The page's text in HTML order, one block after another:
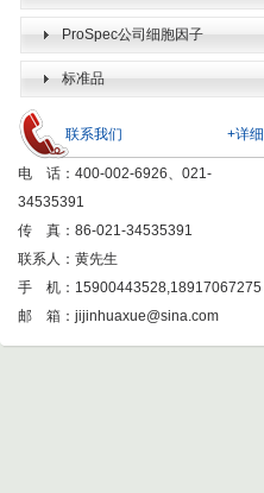
KIT） ProSpec公司细胞因子
标准品
+详细
联系我们
电 话：400-002-6926、021-
34535391
传 真：86-021-34535391
联系人：黄先生
手 机：15900443528,18917067275
邮 箱： jijinhuaxue@sina.com